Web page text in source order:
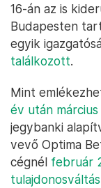
16-án az is
Budapesten
egyik
találkozott.
Mint
év után
jegybanki
vevő Optima
cégnél február